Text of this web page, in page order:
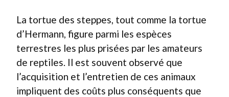
La tortue des steppes, tout comme la tortue
d’Hermann, figure parmi les espèces
terrestres les plus prisées par les amateurs
de reptiles. Il est souvent observé que
l’acquisition et l’entretien de ces animaux
impliquent des coûts plus conséquents que